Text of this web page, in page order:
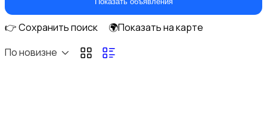
Штативы и стабилизаторы
👉 Сохранить поиск
🌍Показать на карте
По новизне